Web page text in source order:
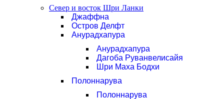
Север и восток Шри Ланки
Джаффна
Остров Делфт
Анурадхапура
Анурадхапура
Дагоба Руванвелисайя
Шри Маха Бодхи
Полоннарува
Полоннарува